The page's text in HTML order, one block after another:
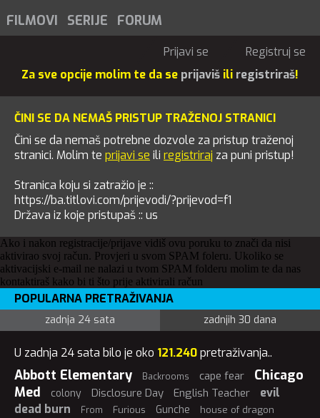
FILMOVI
SERIJE FORUM
Prijavi se
Registruj se
Za sve opcije molim te da se prijaviš ili registriraš!
ČINI SE DA NEMAŠ PRISTUP TRAŽENOJ STRANICI
Čini se da nemaš potrebne dozvole za pristup traženoj
stranici. Molim te prijavi se ili registriraj za puni pristup!
Stranica koju si zatražio je ::
https://ba.titlovi.com/prijevodi/?prijevod=f1
Država iz koje pristupaš :: us
Ako i nakon registracije/prijave vidiš ovu poruku to znači da nisi
aktivirao svoj račun. Provjeri u svom SPAM foleru. Ukoliko se
aktivacijski e-mail ne nalazi u tvom SPAM folderu molim te da nas
kontaktiraš kako bi ti što prije aktivirali račun
POPULARNA PRETRAŽIVANJA
zadnja 24 sata zadnjih 30 dana
U zadnja 24 sata bilo je oko 121.240pretraživanja..
Abbott Elementary Backrooms cape fear
Chicago
Med
colony Disclosure Day English Teacher
evil
dead burn
From Furious Gunche house of dragon